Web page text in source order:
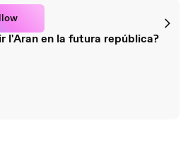
l'Aran en la futura república?